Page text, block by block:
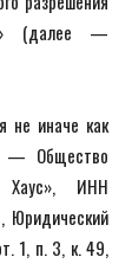
(далее —
не иначе как
— Общество
Хаус», ИНН
Юридический
1, п. 3, к. 49,